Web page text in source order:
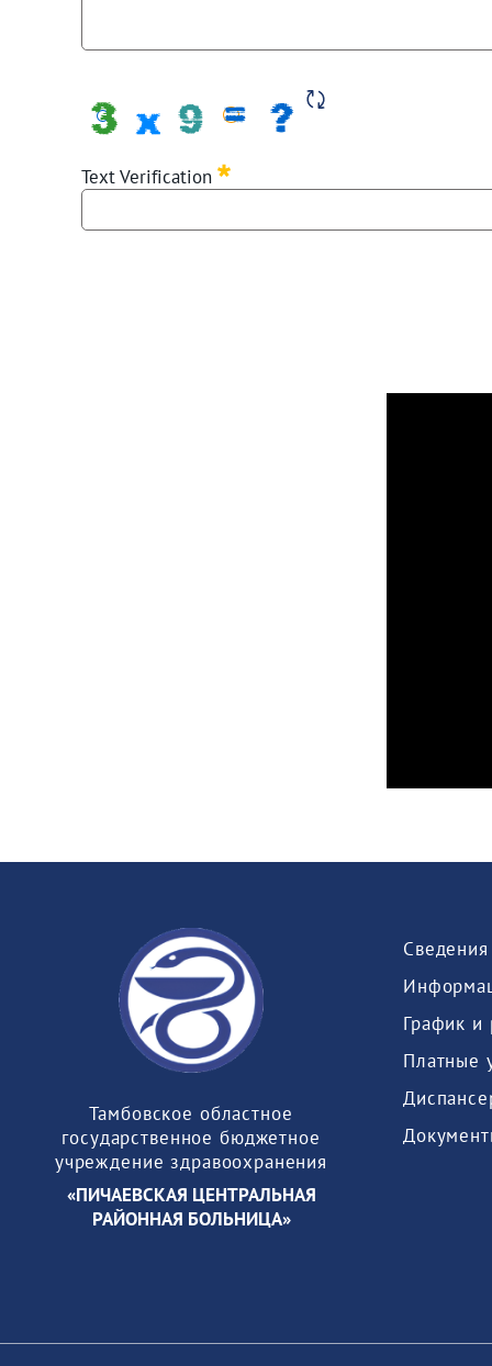
Text Verification
Тамбовское областное
государственное бюджетное
учреждение здравоохранения
«ПИЧАЕВСКАЯ ЦЕНТРАЛЬНАЯ
РАЙОННАЯ БОЛЬНИЦА»
График
Платные